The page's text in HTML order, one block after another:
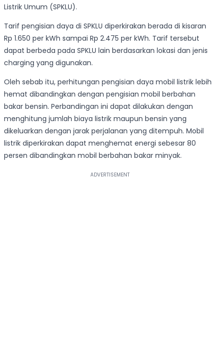
Listrik Umum (SPKLU).
Tarif pengisian daya di SPKLU diperkirakan berada di kisaran
Rp 1.650 per kWh sampai Rp 2.475 per kWh. Tarif tersebut
dapat berbeda pada SPKLU lain berdasarkan lokasi dan jenis
charging yang digunakan.
Oleh sebab itu, perhitungan pengisian daya mobil listrik lebih
hemat dibandingkan dengan pengisian mobil berbahan
bakar bensin. Perbandingan ini dapat dilakukan dengan
menghitung jumlah biaya listrik maupun bensin yang
dikeluarkan dengan jarak perjalanan yang ditempuh. Mobil
listrik diperkirakan dapat menghemat energi sebesar 80
persen dibandingkan mobil berbahan bakar minyak.